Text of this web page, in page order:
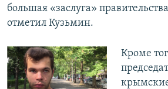
большая «заслуга»
отметил Кузьмин.
Кроме